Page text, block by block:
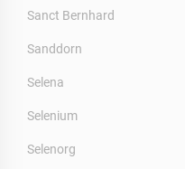
Sanct Bernhard
Sanddorn
Selena
Selenium
Selenorg